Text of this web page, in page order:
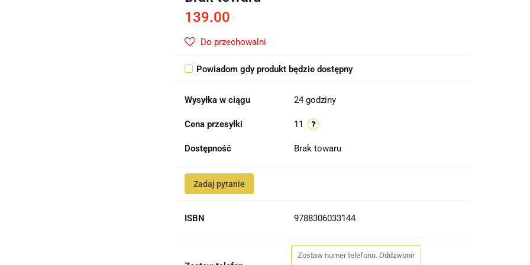
139.00
Do przechowalni
Powiadom gdy produkt będzie dostępny
Wysyłka w ciągu 24 godziny
Cena przesyłki 11
Dostępność Brak towaru
Zadaj pytanie
ISBN 9788306033144